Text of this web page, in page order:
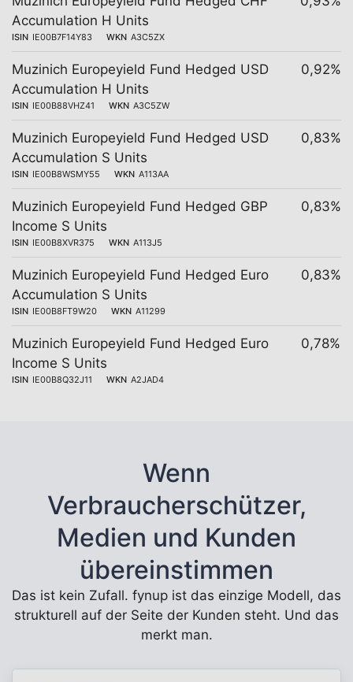
Accumulation H Units
ISIN IE00B7F14Y83 WKN A3C5ZX
Muzinich Europeyield Fund Hedged USD
Accumulation H Units
ISIN IE00B88VHZ41 WKN A3C5ZW
0,92%
Muzinich Europeyield Fund Hedged USD
Accumulation S Units
ISIN IE00B8WSMY55 WKN A113AA
0,83%
Muzinich Europeyield Fund Hedged GBP
Income S Units
ISIN IE00B8XVR375 WKN A113J5
0,83%
Muzinich Europeyield Fund Hedged Euro
Accumulation S Units
ISIN IE00B8FT9W20 WKN A11299
0,83%
Muzinich Europeyield Fund Hedged Euro
Income S Units
ISIN IE00B8Q32J11 WKN A2JAD4
0,78%
Wenn
Verbraucherschützer,
Medien und Kunden
übereinstimmen
Das ist kein Zufall. fynup ist das einzige Modell, das
strukturell auf der Seite der Kunden steht. Und das
merkt man.